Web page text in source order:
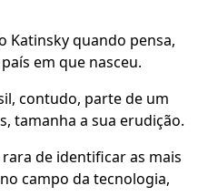
Katinsky quando pensa,
em que nasceu.
contudo, parte de um
tamanha a sua erudição.
de identificar as mais
campo da tecnologia,